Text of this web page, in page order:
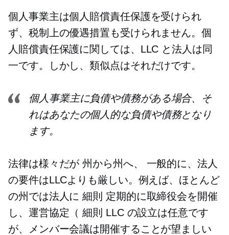
個人事業主は個人賠償責任保護を受けられ
ず、税制上の優遇措置も受けられません。個
人賠償責任保護に関しては、LLC と法人は同
一です。しかし、類似点はそれだけです。
個人事業主に負債や債務がある場合、そ
れはあなたの個人的な負債や債務となり
ます。
法律は様々だが州から州へ、
一般的に、法人
の要件はLLCよりも厳しい。例えば、ほとんど
の州では法人に細則 定期的に取締役会を開催
し、運営協定（細則 LLC の設立は任意です
が、メンバー会議は開催することが望ましい